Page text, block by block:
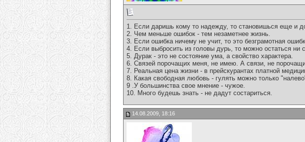
1. Если даришь кому то надежду, то становишься еще и
2. Чем меньше ошибок - тем незаметнее жизнь.
3. Если ошибка ничему не учит, то это безграмотная
4. Если выбросить из головы дурь, то можно остаться ни
5. Дурак - это не состояние ума, а свойство характера.
6. Связей порочащих меня, не имею. А связи, не
7. Реальная цена жизни - в прейскурантах платной
8. Какая свободная любовь - гулять можно только
9 .У большинства свое мнение - чужое.
10. Много будешь знать - не дадут состариться.
14.08.2009, 18:16